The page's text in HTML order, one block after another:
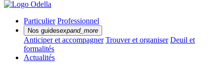
Particulier Professionnel
Nos guidesexpand_more
Anticiper et accompagner Trouver et organiser Deuil et
formalités
Actualités